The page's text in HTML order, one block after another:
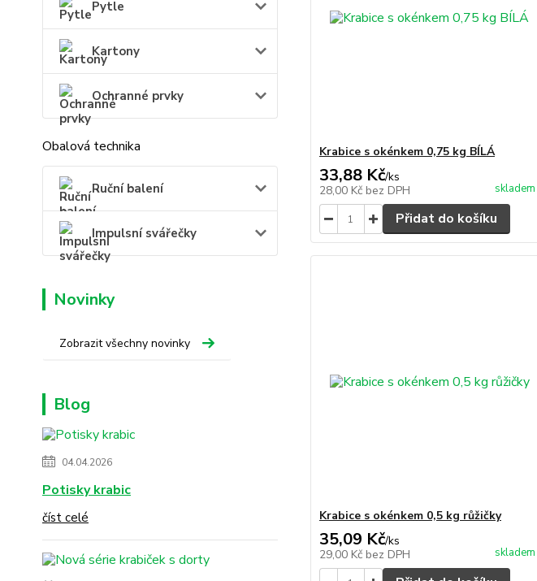
Pytle
Kartony
Ochranné prvky
Obalová technika
Ruční balení
Impulsní svářečky
Novinky
Zobrazit všechny novinky
Blog
04.04.2026
Potisky krabic
číst celé
Krabice s okénkem 0,75 kg BÍLÁ
33,88 Kč/ks
28,00 Kč bez DPH skladem
Přidat do košíku
Krabice s okénkem 0,5 kg růžičky
35,09 Kč/ks
29,00 Kč bez DPH skladem